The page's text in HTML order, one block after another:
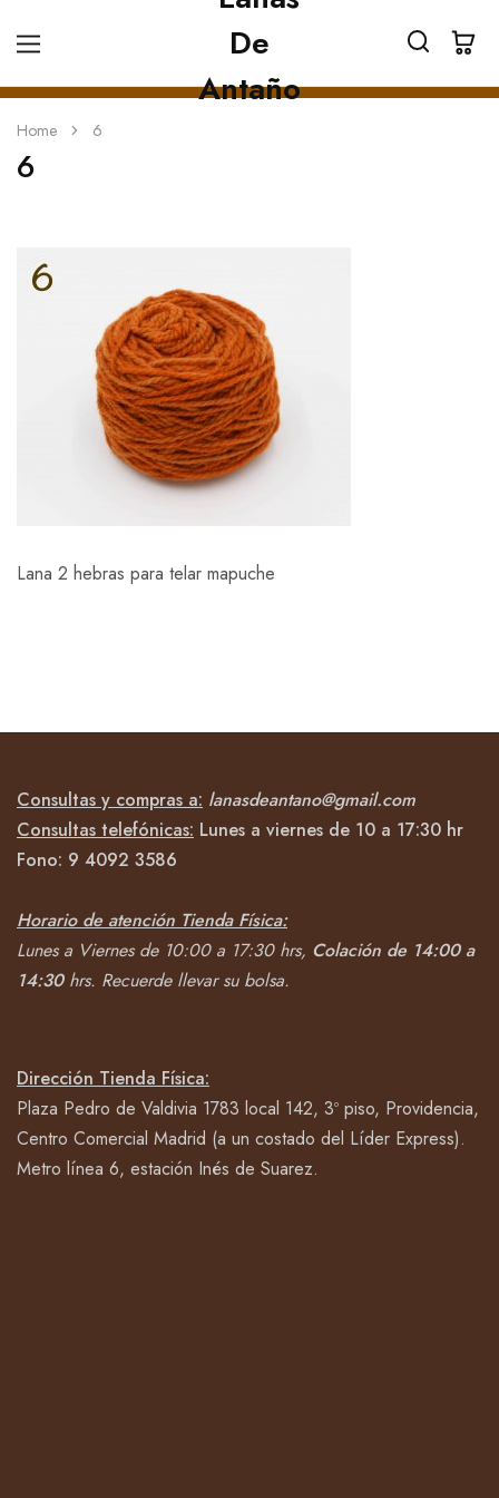
Home 6
6
Lana 2 hebras para telar mapuche
Consultas y compras a: lanasdeantano@gmail.com
Consultas telefónicas: Lunes a viernes de 10 a 17:30 hr
Fono: 9 4092 3586
Horario de atención Tienda Física:
Lunes a Viernes de 10:00 a 17:30 hrs, Colación de 14:00 a
14:30hrs. Recuerde llevar su bolsa.
Dirección Tienda Física:
Plaza Pedro de Valdivia 1783 local 142, 3º piso, Providencia,
Centro Comercial Madrid (a un costado del Líder Express).
Metro línea 6, estación Inés de Suarez.